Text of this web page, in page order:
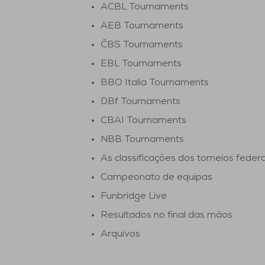
ACBL Tournaments
AEB Tournaments
ČBS Tournaments
EBL Tournaments
BBO Italia Tournaments
DBf Tournaments
CBAI Tournaments
NBB Tournaments
As classificações dos torneios
Campeonato de equipas
Funbridge Live
Resultados no final das mãos
Arquivos